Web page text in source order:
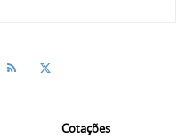
Cotações